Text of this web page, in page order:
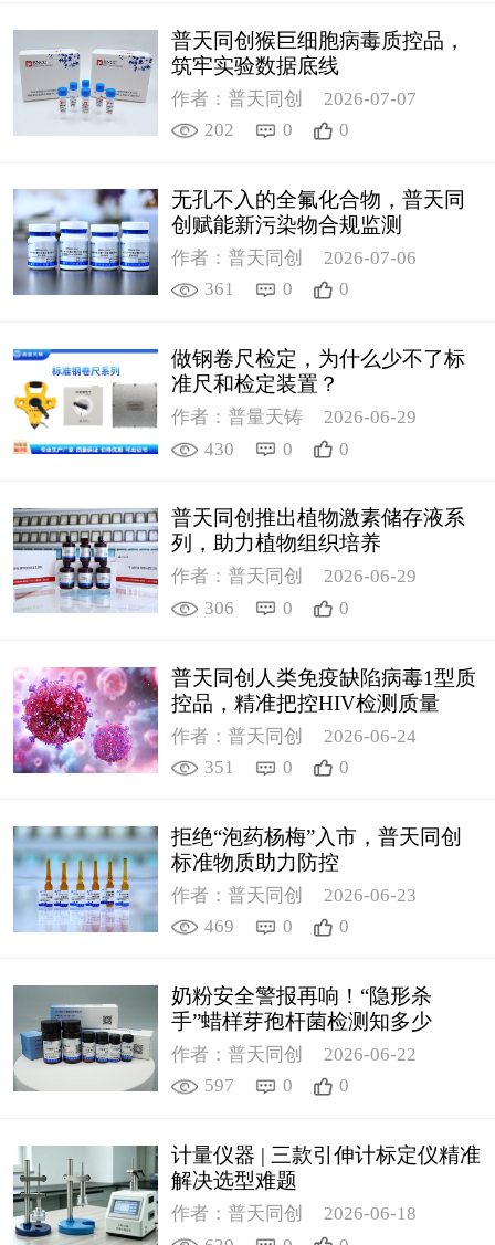
普天同创猴巨细胞病毒质控品，
筑牢实验数据底线
作者：普天同创
2026-07-07
202
0 0
无孔不入的全氟化合物，普天同
创赋能新污染物合规监测
作者：普天同创
2026-07-06
361
0 0
做钢卷尺检定，为什么少不了标
准尺和检定装置？
作者：普量天铸
2026-06-29
430
0 0
普天同创推出植物激素储存液系
列，助力植物组织培养
作者：普天同创
2026-06-29
306
0 0
普天同创人类免疫缺陷病毒1型质
控品，精准把控HIV检测质量
作者：普天同创
2026-06-24
351
0 0
拒绝“泡药杨梅”入市，普天同创
标准物质助力防控
作者：普天同创
2026-06-23
469
0 0
奶粉安全警报再响！“隐形杀
手”蜡样芽孢杆菌检测知多少
作者：普天同创
2026-06-22
597
0 0
计量仪器 | 三款引伸计标定仪精准
解决选型难题
作者：普天同创
2026-06-18